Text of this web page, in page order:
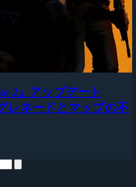
2』アップデート
レネードとマップの不